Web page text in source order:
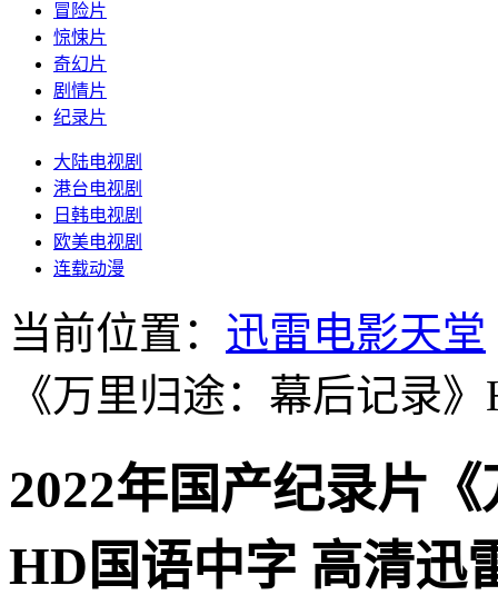
冒险片
惊悚片
奇幻片
剧情片
纪录片
大陆电视剧
港台电视剧
日韩电视剧
欧美电视剧
连载动漫
当前位置： 迅雷电影天堂
《万里归途：幕后记录
2022年国产纪录片
HD国语中字 高清迅